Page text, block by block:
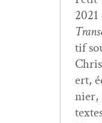
tif
ert,
nier,